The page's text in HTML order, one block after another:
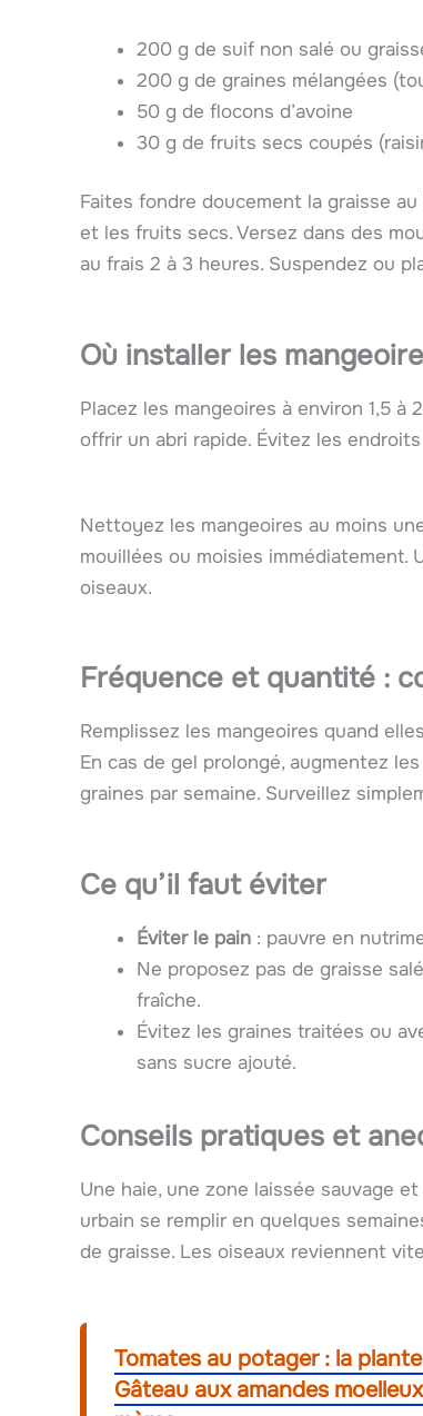
200 g de suif non salé ou
200 g de graines mélangées
50 g de flocons d’avoine
30 g de fruits secs coupés
Faites fondre doucement la graisse
et les fruits secs. Versez dans des
au frais 2 à 3 heures. Suspendez ou
Où installer les
Placez les mangeoires à environ 1,5
offrir un abri rapide. Évitez les
Nettoyez les mangeoires au moins
mouillées ou moisies immédiatement.
oiseaux.
Fréquence et quantité :
Remplissez les mangeoires quand
En cas de gel prolongé, augmentez
graines par semaine. Surveillez
Ce qu’il faut éviter
Éviter le pain : pauvre en
Ne proposez pas de graisse
fraîche.
Évitez les graines traitées ou
sans sucre ajouté.
Conseils pratiques et
Une haie, une zone laissée sauvage
urbain se remplir en quelques
de graisse. Les oiseaux reviennent
Tomates au potager : la
Gâteau aux amandes